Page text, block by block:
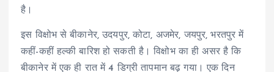
है।
इस विक्षोभ से बीकानेर, उदयपुर, कोटा, अजमेर, जयपुर, भरतपुर में
कहीं-कहीं हल्की बारिश हो सकती है। विक्षोभ का ही असर है कि
बीकानेर में एक ही रात में 4 डिग्री तापमान बढ़ गया। एक दिन